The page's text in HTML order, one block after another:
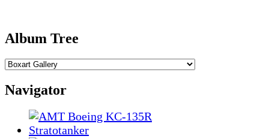
Album Tree
Navigator